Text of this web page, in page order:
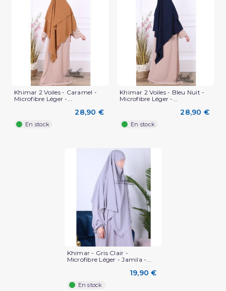
Khimar 2 Voiles - Caramel -
Microfibre Léger -...
28,90 €
En stock
Khimar 2 Voiles - Bleu Nuit -
Microfibre Léger -...
28,90 €
En stock
Khimar - Gris Clair -
Microfibre Léger - Jamila -...
19,90 €
En stock